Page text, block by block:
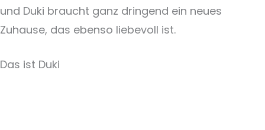
und Duki braucht ganz dringend ein neues
Zuhause, das ebenso liebevoll ist.
Das ist Duki